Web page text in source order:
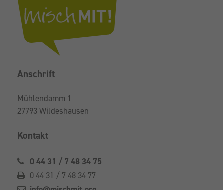
Anschrift
Mühlendamm 1
27793 Wildeshausen
Kontakt
0 44 31 / 7 48 34 75
0 44 31 / 7 48 34 77